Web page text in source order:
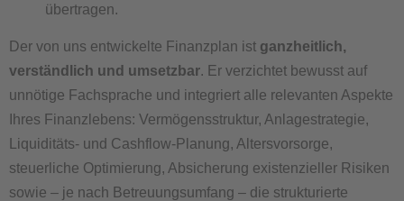
übertragen.
Der von uns entwickelte Finanzplan ist ganzheitlich,
verständlich und umsetzbar. Er verzichtet bewusst auf
unnötige Fachsprache und integriert alle relevanten Aspekte
Ihres Finanzlebens: Vermögensstruktur, Anlagestrategie,
Liquiditäts- und Cashflow-Planung, Altersvorsorge,
steuerliche Optimierung, Absicherung existenzieller Risiken
sowie – je nach Betreuungsumfang – die strukturierte